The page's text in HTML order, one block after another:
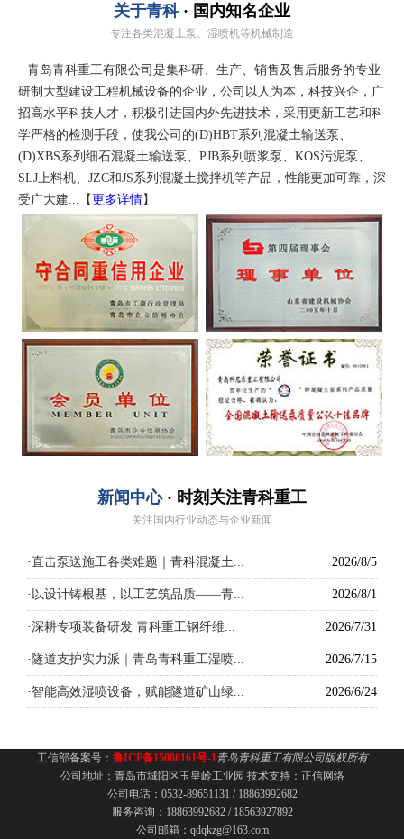
关于青科· 国内知名企业
专注各类混凝土泵、湿喷机等机械制造
青岛青科重工有限公司是集科研、生产、销售及售后服务的专业
研制大型建设工程机械设备的企业，公司以人为本，科技兴企，广
招高水平科技人才，积极引进国内外先进技术，采用更新工艺和科
学严格的检测手段，使我公司的(D)HBT系列混凝土输送泵、
(D)XBS系列细石混凝土输送泵、PJB系列喷浆泵、KOS污泥泵、
SLJ上料机、JZC和JS系列混凝土搅拌机等产品，性能更加可靠，深
受广大建...【 更多详情】
新闻中心· 时刻关注青科重工
关注国内行业动态与企业新闻
2026/8/5
·直击泵送施工各类难题｜青科混凝土...
2026/8/1
· 以设计铸根基，以工艺筑品质——青...
2026/7/31
·深耕专项装备研发 青科重工钢纤维...
2026/7/15
· 隧道支护实力派｜青岛青科重工湿喷...
2026/6/24
· 智能高效湿喷设备，赋能隧道矿山绿...
工信部备案号： 鲁ICP备15008161号-1青岛青科重工有限公司版权所有
公司地址：青岛市城阳区玉皇岭工业园 技术支持： 正信网络
公司电话：0532-89651131 / 18863992682
服务咨询：18863992682 / 18563927892
公司邮箱：qdqkzg@163.com